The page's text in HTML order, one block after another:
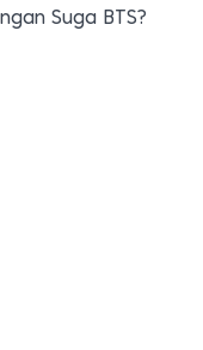
Suga BTS?